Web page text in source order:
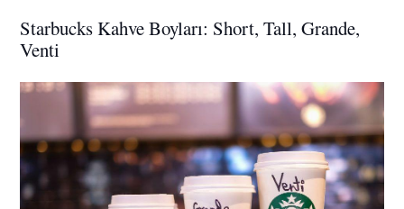
Starbucks Kahve Boyları: Short, Tall, Grande,
Venti